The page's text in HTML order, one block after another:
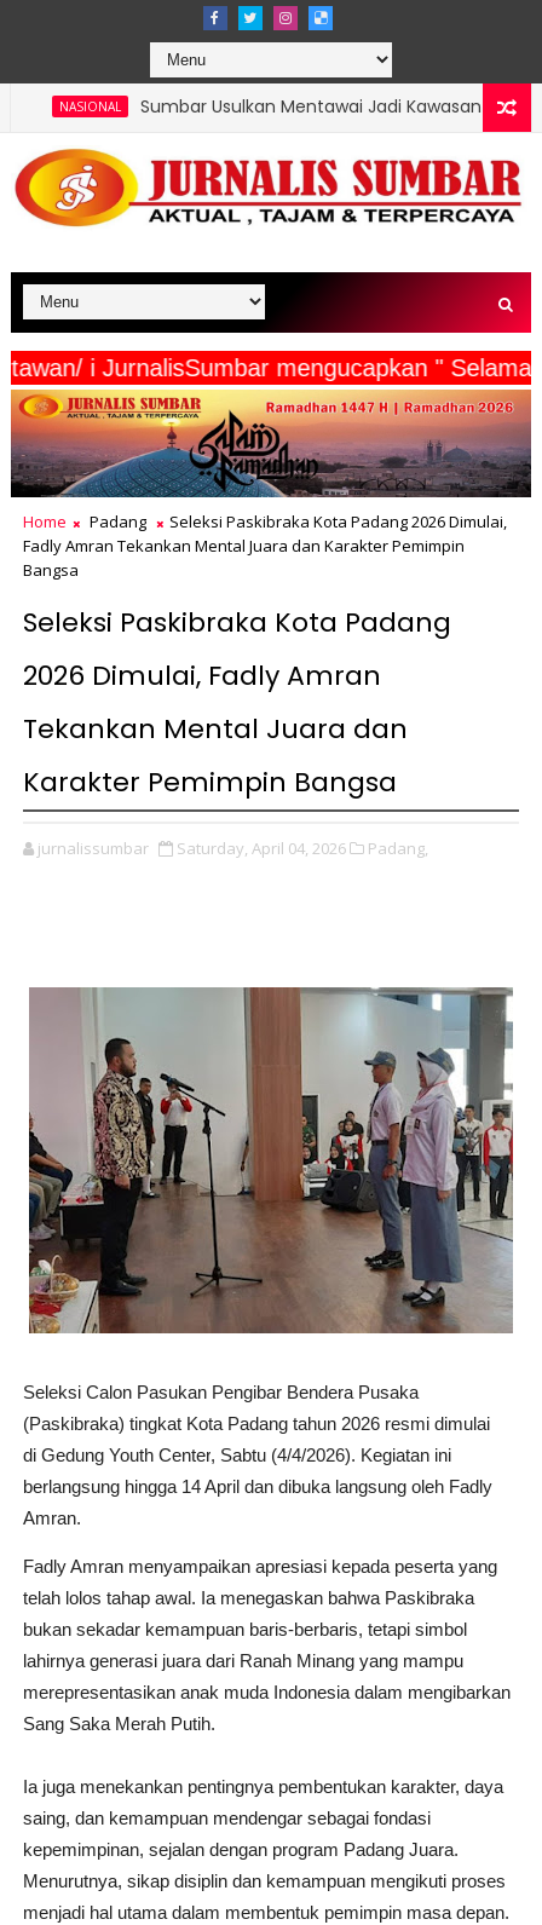
Usulkan Mentawai Jadi Kawasan Tambak Udang
Wartawan/ i JurnalisSumbar mengucapkan "
Home Padang
Seleksi Paskibraka Kota Padang 2026 Dimulai,
Fadly Amran Tekankan Mental Juara dan Karakter Pemimpin
Bangsa
Seleksi Paskibraka Kota Padang
2026 Dimulai, Fadly Amran
Tekankan Mental Juara dan
Karakter Pemimpin Bangsa
jurnalissumbar Saturday, April 04, 2026 Padang,
Seleksi Calon Pasukan Pengibar Bendera Pusaka
(Paskibraka) tingkat Kota Padang tahun 2026 resmi dimulai
di Gedung Youth Center, Sabtu (4/4/2026). Kegiatan ini
berlangsung hingga 14 April dan dibuka langsung oleh Fadly
Amran.
Fadly Amran menyampaikan apresiasi kepada peserta yang
telah lolos tahap awal. Ia menegaskan bahwa Paskibraka
bukan sekadar kemampuan baris-berbaris, tetapi simbol
lahirnya generasi juara dari Ranah Minang yang mampu
merepresentasikan anak muda Indonesia dalam mengibarkan
Sang Saka Merah Putih.
Ia juga menekankan pentingnya pembentukan karakter, daya
saing, dan kemampuan mendengar sebagai fondasi
kepemimpinan, sejalan dengan program Padang Juara.
Menurutnya, sikap disiplin dan kemampuan mengikuti proses
menjadi hal utama dalam membentuk pemimpin masa depan.